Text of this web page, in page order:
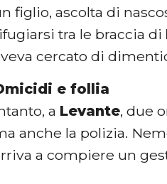
figlio, ascolta di
tra le braccia di
cercato di
e follia
a Levante, due
anche la polizia.
a compiere un